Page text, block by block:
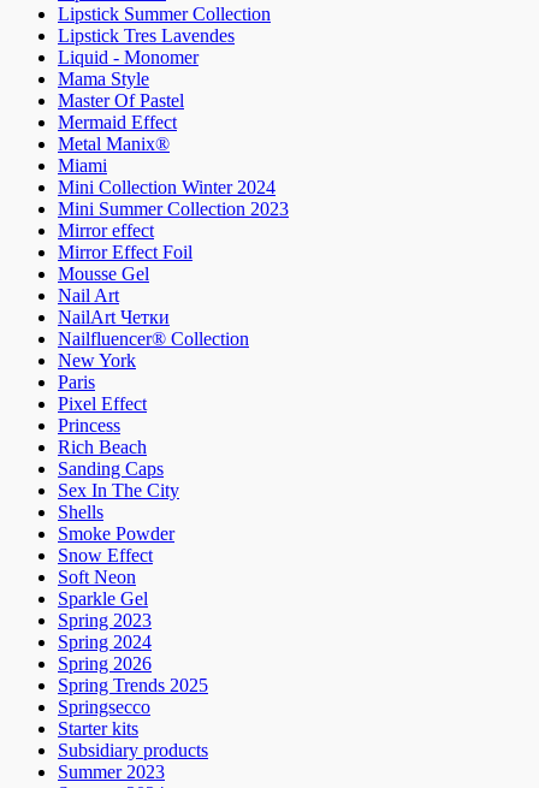
Lipstick Summer Collection
Lipstick Tres Lavendes
Liquid - Monomer
Mama Style
Master Of Pastel
Mermaid Effect
Metal Manix®
Miami
Mini Collection Winter 2024
Mini Summer Collection 2023
Mirror effect
Mirror Effect Foil
Mousse Gel
Nail Art
NailArt Четки
Nailfluencer® Collection
New York
Paris
Pixel Effect
Princess
Rich Beach
Sanding Caps
Sex In The City
Shells
Smoke Powder
Snow Effect
Soft Neon
Sparkle Gel
Spring 2023
Spring 2024
Spring 2026
Spring Trends 2025
Springsecco
Starter kits
Subsidiary products
Summer 2023